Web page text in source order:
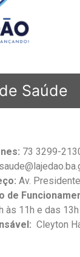
Saúde
73 3299-
Av.
de
às 11h e das
Cleyton